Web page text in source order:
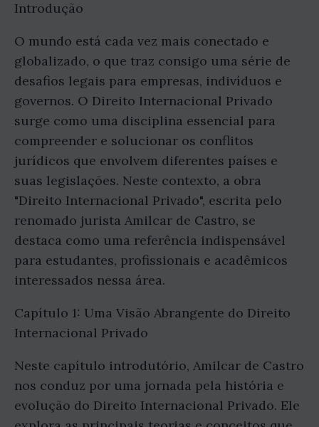
Introdução
O mundo está cada vez mais conectado e
globalizado, o que traz consigo uma série de
desafios legais para empresas, indivíduos e
governos. O Direito Internacional Privado
surge como uma disciplina essencial para
compreender e solucionar os conflitos
jurídicos que envolvem diferentes países e
suas legislações. Neste contexto, a obra
"Direito Internacional Privado", escrita pelo
renomado jurista Amilcar de Castro, se
destaca como uma referência indispensável
para estudantes, profissionais e acadêmicos
interessados nessa área.
Capítulo 1: Uma Visão Abrangente do Direito
Internacional Privado
Neste capítulo introdutório, Amilcar de Castro
nos conduz por uma jornada pela história e
evolução do Direito Internacional Privado. Ele